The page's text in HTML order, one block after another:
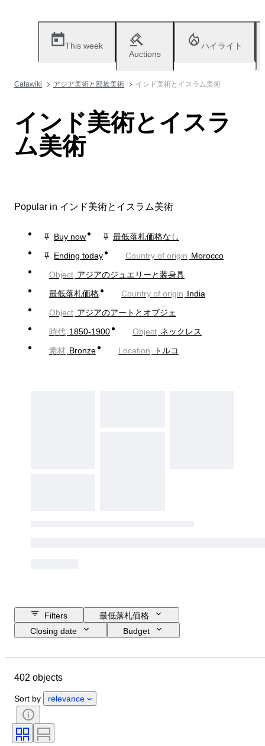
This week
Auctions
ハイライト
Catawiki アジア美術と部族美術 インド美術とイスラム美術
インド美術とイスラ
ム美術
Popular in インド美術とイスラム美術
Buy now
最低落札価格なし
Ending today
Country of origin Morocco
Object アジアのジュエリーと装身具
最低落札価格
Country of origin India
Object アジアのアートとオブジェ
時代 1850-1900 Object ネックレス
素材 Bronze Location トルコ
Filters
最低落札価格
Closing date
Budget
素材
時代
石
主題
スタイル
署名
オリジナル/レプリカ
402 objects
Sort by relevance